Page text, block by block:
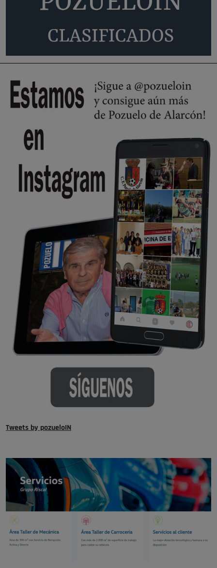
Pozuelo de Alarcón
A ver si llega alguno que de verdad le importe la seguridad de Pozuelo
🔴 EXCLUSIVA | El comisario de la …
Wayne Rooney era el comisario de pozuelo?
Pozuelo de Alarcón
🔴 EXCLUSIVA | El comisario de la …
Tweets by pozueloIN